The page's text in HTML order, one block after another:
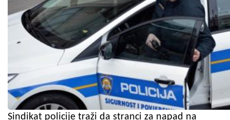
Sindikat policije traži da stranci za napad na